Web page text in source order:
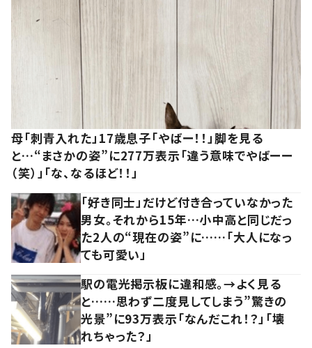
母「刺青入れた」17歳息子「やばー！！」脚を見る
と…“まさかの姿”に277万表示「違う意味でやばーー
（笑）」「な、なるほど！！」
「好き同士」だけど付き合っていなかった
男女。それから15年…小中高と同じだっ
た2人の“現在の姿”に……「大人になっ
ても可愛い」
駅の電光掲示板に違和感。→よく見る
と……思わず二度見してしまう”驚きの
光景”に93万表示「なんだこれ！？」「壊
れちゃった？」